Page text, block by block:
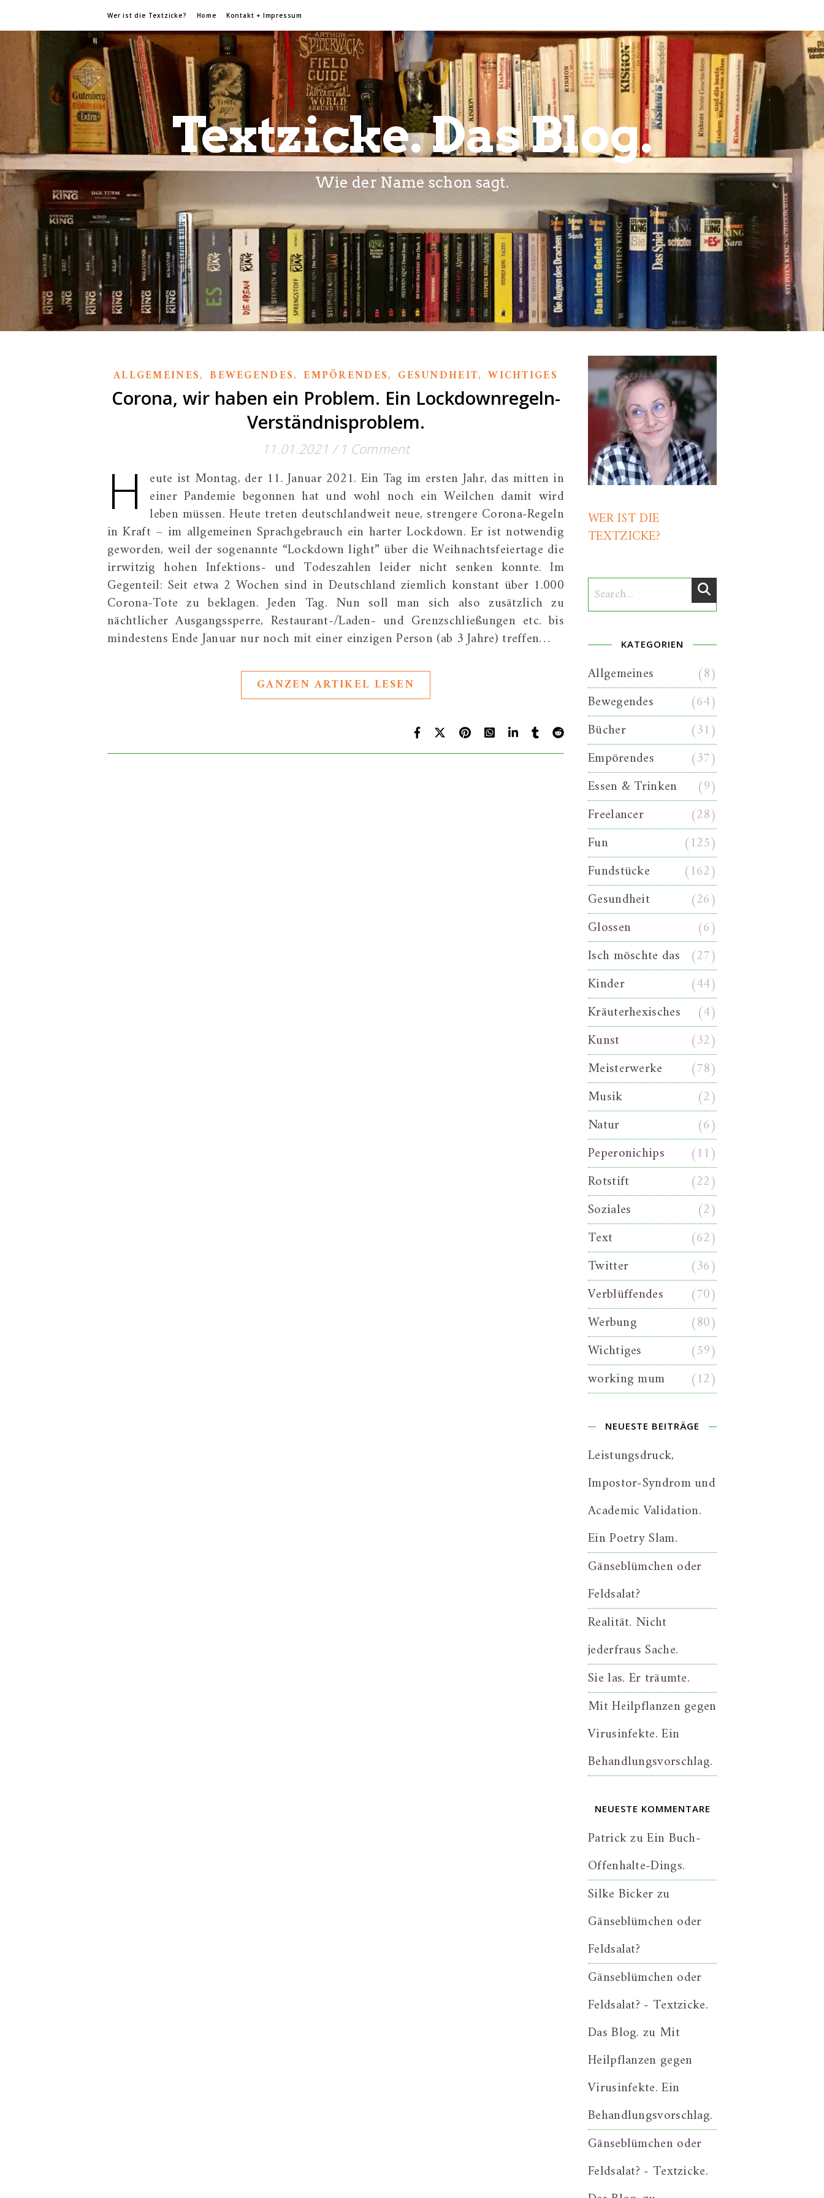
Wer ist die Textzicke? Home Kontakt + Impressum
Textzicke. Das Blog.
Wie der Name schon sagt.
ALLGEMEINES,BEWEGENDES,EMPÖRENDES, GESUNDHEIT,WICHTIGES
Corona, wir haben ein Problem. Ein Lockdownregeln-
Verständnisproblem.
11.01.2021 / 1 Comment
H eute ist Montag, der 11. Januar 2021. Ein Tag im ersten Jahr, das mitten in
einer Pandemie begonnen hat und wohl noch ein Weilchen damit wird
leben müssen. Heute treten deutschlandweit neue, strengere Corona-Regeln
in Kraft – im allgemeinen Sprachgebrauch ein harter Lockdown. Er ist notwendig
geworden, weil der sogenannte “Lockdown light” über die Weihnachtsfeiertage die
irrwitzig hohen Infektions- und Todeszahlen leider nicht senken konnte. Im
Gegenteil: Seit etwa 2 Wochen sind in Deutschland ziemlich konstant über 1.000
Corona-Tote zu beklagen. Jeden Tag. Nun soll man sich also zusätzlich zu
nächtlicher Ausgangssperre, Restaurant-/Laden- und Grenzschließungen etc. bis
mindestens Ende Januar nur noch mit einer einzigen Person (ab 3 Jahre) treffen…
GANZEN ARTIKEL LESEN
WER IST DIE
TEXTZICKE?
KATEGORIEN
Allgemeines
(8)
Bewegendes
(64)
Bücher
(31)
Empörendes
(37)
Essen & Trinken
(9)
Freelancer
(28)
Fun
(125)
Fundstücke
(162)
Gesundheit
(26)
Glossen
(6)
Isch möschte das (27)
Kinder
(44)
Kräuterhexisches
(4)
Kunst
(32)
Meisterwerke
(78)
Musik
(2)
Natur
(6)
Peperonichips
(11)
Rotstift
(22)
Soziales
(2)
Text
(62)
Twitter
(36)
Verblüffendes
(70)
Werbung
(80)
Wichtiges
(59)
working mum
(12)
NEUESTE BEITRÄGE
Leistungsdruck,
Impostor-Syndrom und
Academic Validation.
Ein Poetry Slam.
Gänseblümchen oder
Feldsalat?
Realität. Nicht
jederfraus Sache.
Sie las. Er träumte.
Mit Heilpflanzen gegen
Virusinfekte. Ein
Behandlungsvorschlag.
NEUESTE KOMMENTARE
PatrickzuEin Buch-
Offenhalte-Dings.
Silke Bickerzu
Gänseblümchen oder
Feldsalat?
Gänseblümchen oder
Feldsalat? - Textzicke.
Das Blog. zu Mit
Heilpflanzen gegen
Virusinfekte. Ein
Behandlungsvorschlag.
Gänseblümchen oder
Feldsalat? - Textzicke.